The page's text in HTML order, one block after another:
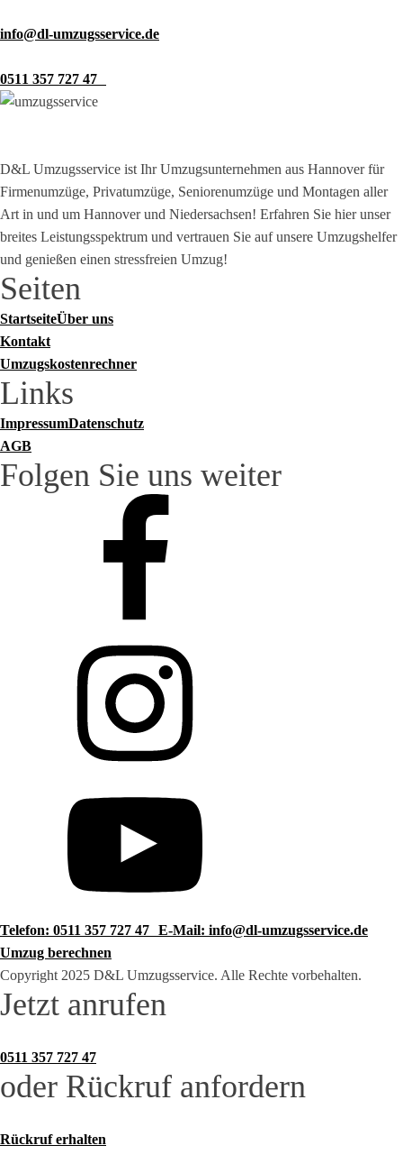
info@dl-umzugsservice.de
0511 357 727 47
D&L Umzugsservice ist Ihr Umzugsunternehmen aus Hannover für
Firmenumzüge, Privatumzüge, Seniorenumzüge und Montagen aller
Art in und um Hannover und Niedersachsen! Erfahren Sie hier unser
breites Leistungsspektrum und vertrauen Sie auf unsere Umzugshelfer
und genießen einen stressfreien Umzug!
Seiten
StartseiteÜber uns
Kontakt
Umzugskostenrechner
Links
ImpressumDatenschutz
AGB
Folgen Sie uns weiter
Telefon: 0511 357 727 47 E-Mail: info@dl-umzugsservice.de
Umzug berechnen
Copyright 2025 D&L Umzugsservice. Alle Rechte vorbehalten.
Jetzt anrufen
0511 357 727 47
oder Rückruf anfordern
Rückruf erhalten